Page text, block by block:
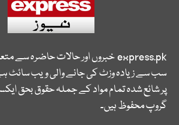
express.pkخبروں اور حالات حاضرہ سے
سب سے زیادہ وزٹ کی جانے والی ویب سائٹ
پر شائع شدہ تمام مواد کے جملہ حقوق بحق
گروپ محفوظ ہیں۔